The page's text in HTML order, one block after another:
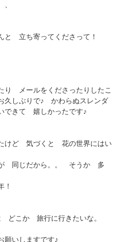
立ち寄ってくださって！
り メールをくださったりしたこ
しぶりで♪ かわらぬスレンダ
できて 嬉しかったです♪
けど 気づくと 花の世界にはい
同じだから。。 そうか 多
！
こか 旅行に行きたいな。
いしますです♪